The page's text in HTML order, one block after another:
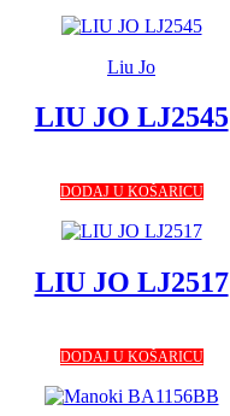
Liu Jo
LIU JO LJ2545
DODAJ U KOŠARICU
LIU JO LJ2517
DODAJ U KOŠARICU